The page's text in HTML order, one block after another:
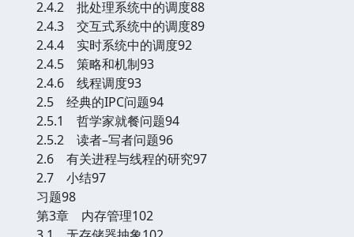
2.4.2 批处理系统中的调度88
2.4.3 交互式系统中的调度89
2.4.4 实时系统中的调度92
2.4.5 策略和机制93
2.4.6 线程调度93
2.5 经典的IPC问题94
2.5.1 哲学家就餐问题94
2.5.2 读者–写者问题96
2.6 有关进程与线程的研究97
2.7 小结97
习题98
第3章 内存管理102